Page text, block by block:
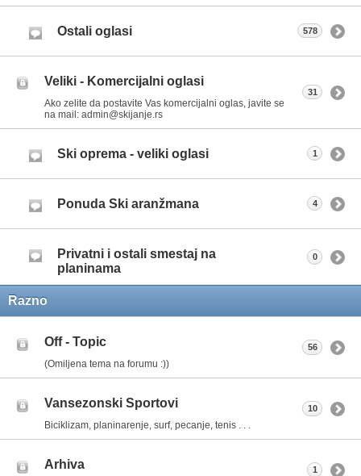
Ostali oglasi 578
Veliki - Komercijalni oglasi
Ako zelite da postavite Vas komercijalni oglas, javite se
na mail: admin@skijanje.rs
31
Ski oprema - veliki oglasi 1
Ponuda Ski aranžmana 4
Privatni i ostali smestaj na
planinama
0
Razno
Off - Topic
(Omiljena tema na forumu :))
56
Vansezonski Sportovi
Biciklizam, planinarenje, surf, pecanje, tenis . . .
10
Arhiva 1